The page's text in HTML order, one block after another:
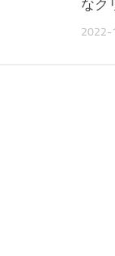
なク
2022-